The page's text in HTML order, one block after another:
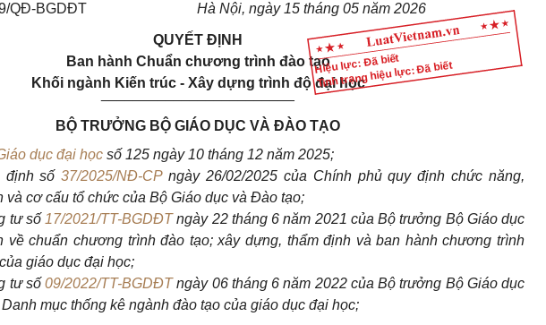
Hiệu lực: Đã biết
Tình trạng hiệu lực: Đã biết
QĐ-BGDĐT Hà Nội, ngày 15 tháng 05 năm 2026
QUYẾT ĐỊNH
Ban hành Chuẩn chương trình đào tạo
Khối ngành Kiến trúc - Xây dựng trình độ đại học
________________________
BỘ TRƯỞNG BỘ GIÁO DỤC VÀ ĐÀO TẠO
dục đại học số 125 ngày 10 tháng 12 năm 2025;
định số37/2025/NĐ-CPngày 26/02/2025 của Chính phủ quy định chức năng,
và cơ cấu tổ chức của Bộ Giáo dục và Đào tạo;
tư số 17/2021/TT-BGDĐTngày 22 tháng 6 năm 2021 của Bộ trưởng Bộ Giáo dục
về chuẩn chương trình đào tạo; xây dựng, thẩm định và ban hành chương trình
giáo dục đại học;
tư số09/2022/TT-BGDĐTngày 06 tháng 6 năm 2022 của Bộ trưởng Bộ Giáo dục
mục thống kê ngành đào tạo của giáo dục đại học;